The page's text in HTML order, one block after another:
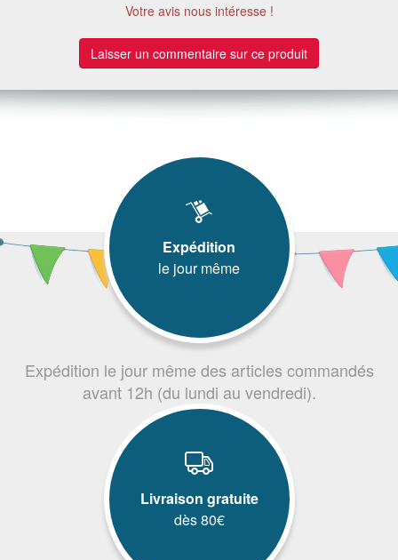
Votre avis nous intéresse !
Laisser un commentaire sur ce produit
Expédition
le jour même
Expédition le jour même des articles commandés
avant 12h (du lundi au vendredi).
Livraison gratuite
dès 80€